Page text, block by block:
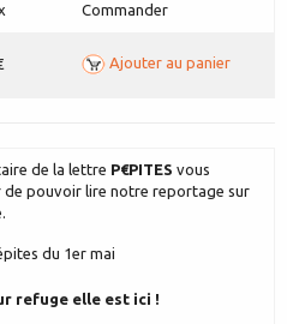
Commander
Ajouter au panier
de la lettre P€PITES vous
pouvoir lire notre reportage sur
du 1er mai
refuge elle est ici !